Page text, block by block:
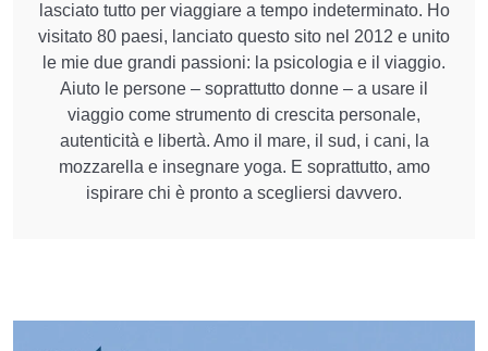
lasciato tutto per viaggiare a tempo indeterminato. Ho
visitato 80 paesi, lanciato questo sito nel 2012 e unito
le mie due grandi passioni: la psicologia e il viaggio.
Aiuto le persone – soprattutto donne – a usare il
viaggio come strumento di crescita personale,
autenticità e libertà. Amo il mare, il sud, i cani, la
mozzarella e insegnare yoga. E soprattutto, amo
ispirare chi è pronto a scegliersi davvero.